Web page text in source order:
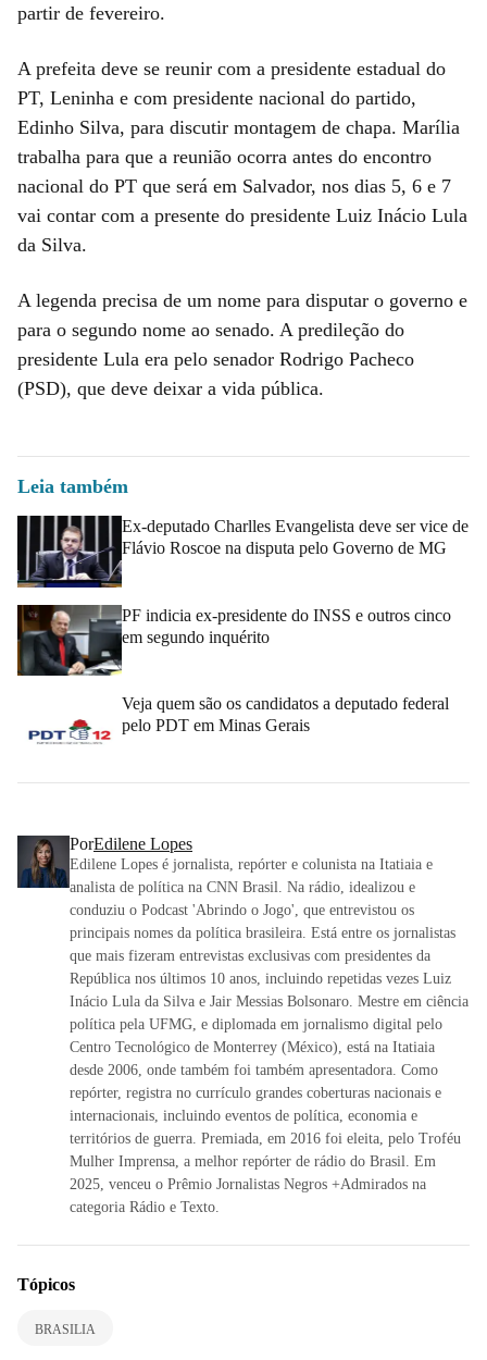
partir de fevereiro.
A prefeita deve se reunir com a presidente estadual do
PT, Leninha e com presidente nacional do partido,
Edinho Silva, para discutir montagem de chapa. Marília
trabalha para que a reunião ocorra antes do encontro
nacional do PT que será em Salvador, nos dias 5, 6 e 7
vai contar com a presente do presidente Luiz Inácio Lula
da Silva.
A legenda precisa de um nome para disputar o governo e
para o segundo nome ao senado. A predileção do
presidente Lula era pelo senador Rodrigo Pacheco
(PSD), que deve deixar a vida pública.
Leia também
Ex-deputado Charlles Evangelista deve ser vice de
Flávio Roscoe na disputa pelo Governo de MG
PF indicia ex-presidente do INSS e outros cinco
em segundo inquérito
Veja quem são os candidatos a deputado federal
pelo PDT em Minas Gerais
PorEdilene Lopes
Edilene Lopes é jornalista, repórter e colunista na Itatiaia e
analista de política na CNN Brasil. Na rádio, idealizou e
conduziu o Podcast 'Abrindo o Jogo', que entrevistou os
principais nomes da política brasileira. Está entre os jornalistas
que mais fizeram entrevistas exclusivas com presidentes da
República nos últimos 10 anos, incluindo repetidas vezes Luiz
Inácio Lula da Silva e Jair Messias Bolsonaro. Mestre em ciência
política pela UFMG, e diplomada em jornalismo digital pelo
Centro Tecnológico de Monterrey (México), está na Itatiaia
desde 2006, onde também foi também apresentadora. Como
repórter, registra no currículo grandes coberturas nacionais e
internacionais, incluindo eventos de política, economia e
territórios de guerra. Premiada, em 2016 foi eleita, pelo Troféu
Mulher Imprensa, a melhor repórter de rádio do Brasil. Em
2025, venceu o Prêmio Jornalistas Negros +Admirados na
categoria Rádio e Texto.
Tópicos
BRASILIA